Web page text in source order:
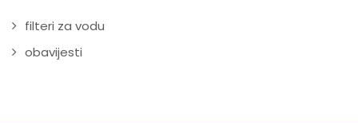
filteri za vodu
obavijesti